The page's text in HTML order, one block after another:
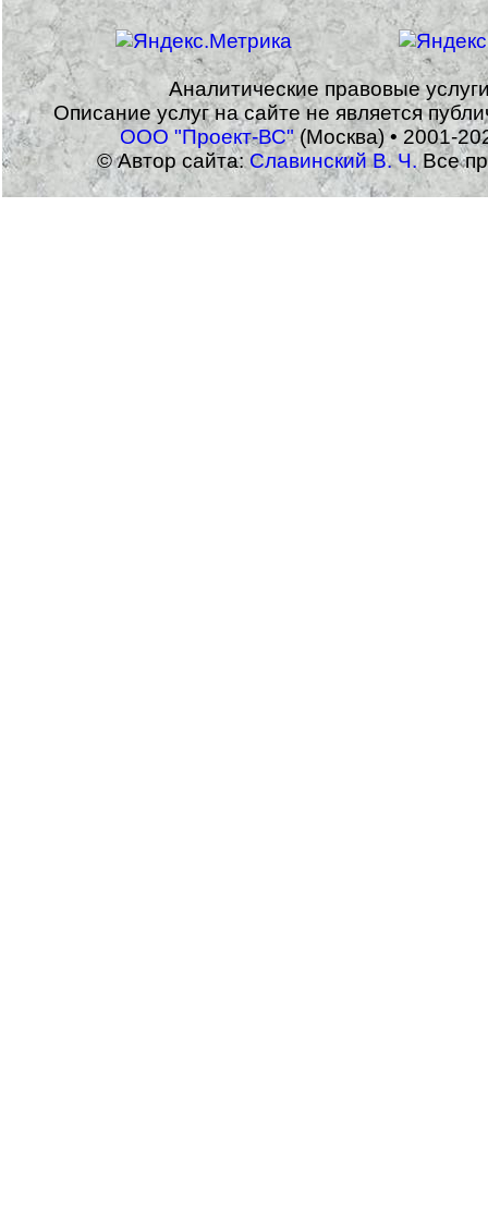
Аналитические правовые
Описание услуг на сайте не является
ООО "Проект-ВС"(Москва) • 2001-
© Автор сайта:Славинский В. Ч.Все